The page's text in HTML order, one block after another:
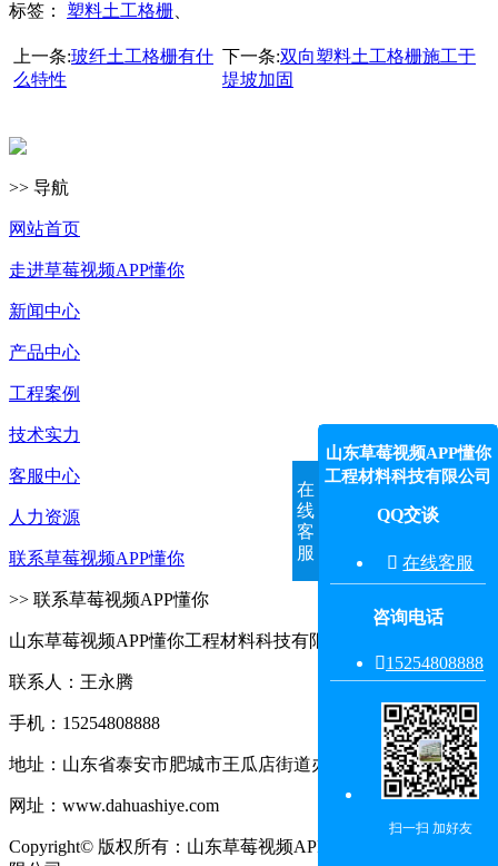
标签： 塑料土工格栅
上一条:玻纤土工格栅有什
么特性
下一条:双向塑料土工格栅施工于
堤坡加固
>> 导航
网站首页
走进草莓视频APP懂你
新闻中心
产品中心
工程案例
技术实力
客服中心
人力资源
联系草莓视频APP懂你
>> 联系草莓视频APP懂你
山东草莓视频APP懂你工程材料科技有限公司
联系人：王永腾
手机：15254808888
地址：山东省泰安市肥城市王瓜店街道办事处王东村东
网址：www.dahuashiye.com
Copyright© 版权所有：山东草莓视频APP懂你工程材料科技有
在
线
客
服
山东草莓视频APP懂你
工程材料科技有限公司
QQ交谈
 在线客服
咨询电话
15254808888‬
扫一扫 加好友